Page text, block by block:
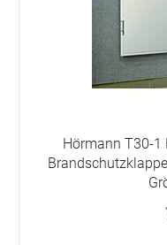
Hörmann T30-1